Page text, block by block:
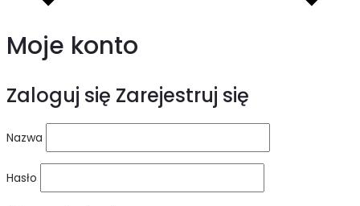
Moje konto
Zaloguj się Zarejestruj się
Nazwa
Hasło